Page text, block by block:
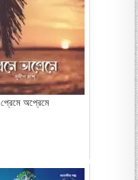
প্রেমে অপ্রেমে